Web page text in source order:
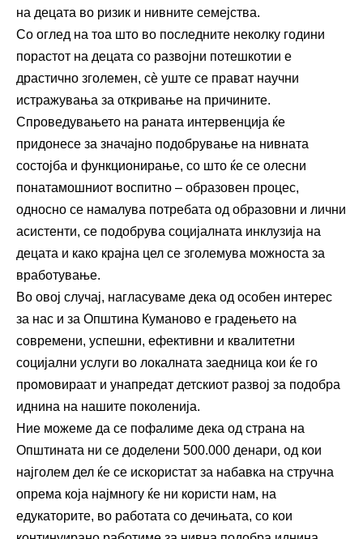
на децата во ризик и нивните семејства.
Со оглед на тоа што во последните неколку години
порастот на децата со развојни потешкотии е
драстично зголемен, сѐ уште се прават научни
истражувања за откривање на причините.
Спроведувањето на раната интервенција ќе
придонесе за значајно подобрување на нивната
состојба и функционирање, со што ќе се олесни
понатамошниот воспитно – образовен процес,
односно се намалува потребата од образовни и лични
асистенти, се подобрува социјалната инклузија на
децата и како крајна цел се зголемува можноста за
вработување.
Во овој случај, нагласуваме дека од особен интерес
за нас и за Општина Куманово е градењето на
современи, успешни, ефективни и квалитетни
социјални услуги во локалната заедница кои ќе го
промовираат и унапредат детскиот развој за подобра
иднина на нашите поколенија.
Ние можеме да се пофалиме дека од страна на
Општината ни се доделени 500.000 денари, од кои
најголем дел ќе се искористат за набавка на стручна
опрема која најмногу ќе ни користи нам, на
едукаторите, во работата со дечињата, со кои